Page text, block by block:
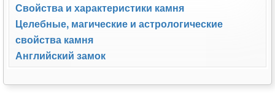
Свойства и характеристики камня
Целебные, магические и астрологические
свойства камня
Английский замок